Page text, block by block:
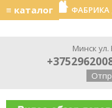
≡ каталог ФАБРИКА
Минск